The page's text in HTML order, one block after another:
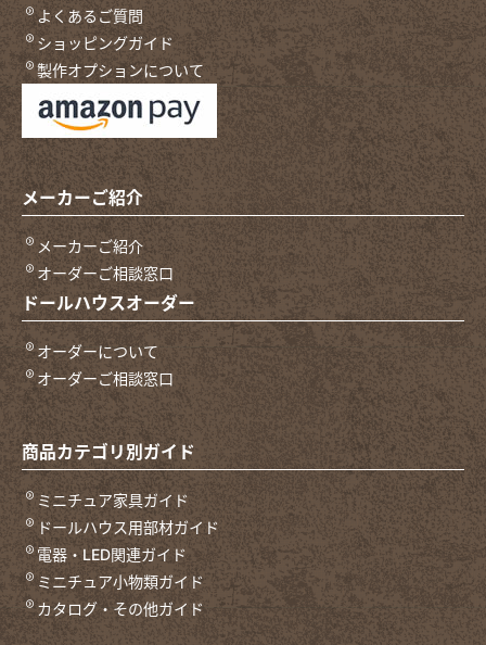
よくあるご質問
ショッピングガイド
製作オプションについて
メーカーご紹介
メーカーご紹介
オーダーご相談窓口
ドールハウスオーダー
オーダーについて
オーダーご相談窓口
商品カテゴリ別ガイド
ミニチュア家具ガイド
ドールハウス用部材ガイド
電器・LED関連ガイド
ミニチュア小物類ガイド
カタログ・その他ガイド